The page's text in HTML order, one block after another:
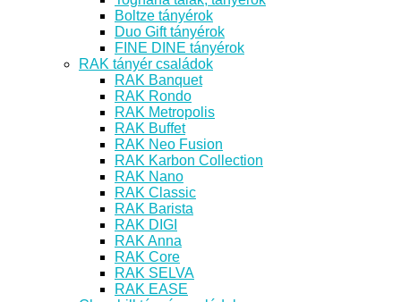
Boltze tányérok
Duo Gift tányérok
FINE DINE tányérok
RAK tányér családok
RAK Banquet
RAK Rondo
RAK Metropolis
RAK Buffet
RAK Neo Fusion
RAK Karbon Collection
RAK Nano
RAK Classic
RAK Barista
RAK DIGI
RAK Anna
RAK Core
RAK SELVA
RAK EASE